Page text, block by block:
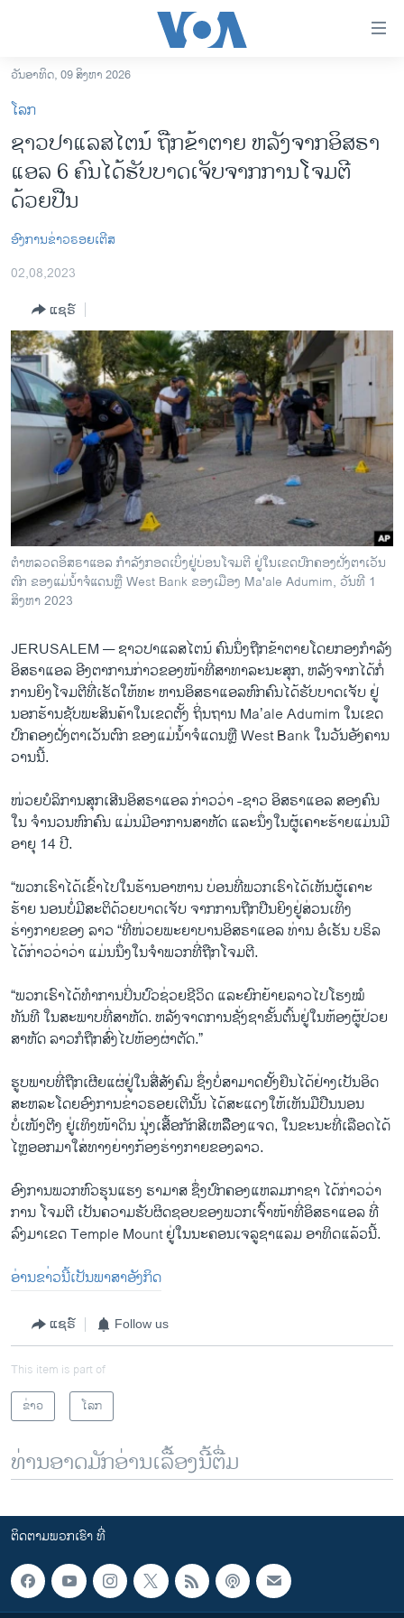
ເຂົ້າ
ຫາ
ຂ້າມ
ຂ້າມ
ໄປ
ຫາ
ຊອກ
ອາເມຣິກາ
ການເລືອກຕັ້ງ ປະທານາທີບໍດີ ສະຫະລັດ 2024
ອິດສະຫຼະພາບດ້ານການຂ່າວ
ຊີວິດຊາວລາວ
ຊຸມຊົນຊາວລາວ
ວິທະຍາສາດ-ເທັກໂນໂລຈີ
ພາສາອັງກິດ
ວີດີໂອ
ສຽງ
ລາຍການກະຈາຍສຽງ
ຕິດຕາມພວກເຮົາ ທີ່
ພາສາຕ່າງໆ
ວັນອາທິດ, 09 ສິງຫາ 2026
ໂລກ
ຊາວປາແລສໄຕນ໌ ຖືກຂ້າຕາຍ ຫລັງຈາກອິສຣາ
ແອລ 6 ຄົນໄດ້ຮັບບາດເຈັບຈາກການໂຈມຕີ
ດ້ວຍປືນ
ອົງການຂ່າວຣອຍເຕີສ
02,08,2023
ແຊຣ໌
ຕຳຫລວດອິສຣາແອລ ກຳລັງກອດເບິ່ງຢູ່ບ່ອນໂຈມຕີ ຢູ່ໃນເຂດປົກຄອງຝັ່ງ​ຕາ​ເວັນ
ຕົກ ຂອງ​ແມ່​ນໍ້າຈໍ​ແດນຫຼື West Bank ຂອງເມືອງ Ma'ale Adumim, ວັນທີ 1
ສິງຫາ 2023
JERUSALEM —ຊາວປາແລສໄຕນ໌ ຄົນນຶ່ງຖືກ​ຂ້າ​ຕາຍໂດຍກອງກຳລັງ
ອິສຣາແອລ ອີງ​ຕາ​ການ​ກ່າວ​ຂອງໜ້າທີ່ສາທາລະນະສຸກ, ຫລັງຈາກໄດ້ກໍ່​
ການຍິງໂຈມຕີທີ່ເຮັດໃຫ້ທະ ຫານອິສຣາແອລຫົກຄົນໄດ້ຮັບບາດເຈັບ ຢູ່
ນອກຮ້ານຊັບພະສິນຄ້າໃນເຂດຕັ້ງ ຖິ່ນຖານ Ma’ale Adumim ໃນເຂດ
ປົກຄອງຝັ່ງ​ຕາ​ເວັນຕົກ ຂອງ​ແມ່​ນໍ້າຈໍ​ແດນຫຼື West Bank ໃນວັນອັງຄານ
ວານນີ້.
ໜ່ວຍບໍລິການສຸກເສີນອິສຣາແອລ ກ່າວວ່າ -ຊາວ ອິ​ສ​ຣາ​ແອ​ລ ສອງຄົນ
ໃນ ຈຳນວນຫົກຄົນ ແມ່ນ​ມີອາການສາຫັດ ແລະນຶ່ງໃນຜູ້ເຄາະຮ້າຍແມ່ນ​ມີ
ອາຍຸ 14 ປີ.
“ພວກເຮົາໄດ້ເຂົ້າໄປໃນຮ້ານອາຫານ ບ່ອນທີ່ພວກເຮົາໄດ້ເຫັນຜູ້ເຄາະ
ຮ້າຍ ນອນບໍ່ມີສະຕິດ້ວຍບາດເຈັບ ຈາກການ​ຖືກປືນຍິງຢູ່ສ່ວນເທິງ
ຮ່າງກາຍຂອງ ລາວ “ທີ່ໜ່ວຍພະຍາບານອິສຣາແອລ ທ່ານ ອໍເຣັນ ບຣິ​ລ
ໄດ້ກ່າວວ່າວ່າ ແມ່ນນຶ່ງໃນຈຳພວກທີ່ຖືກໂຈມຕີ.
“ພວກເຮົາໄດ້ທຳການປິ່ນປົວຊ່ວຍຊີວິດ ແລະຍົກຍ້າຍລາວໄປໂຮງໝໍ
ທັນທີ ໃນສະພາບທີ່​ສາ​ຫັດ. ຫລັງຈາດການຊັ່ງຊາຂັ້ນຕົ້ນຢູ່ໃນຫ້ອງຜູ້​ປ່ວຍ​
ສາ​ຫັດ ລາວກໍ​ຖືກສົ່ງໄປຫ້ອງຜ່າຕັດ.”
ຮູບພາບທີ່ຖືກເຜີຍແຜ່ຢູ່ໃນສື່ສັງຄົມ ຊຶ່ງບໍ່ສາມາດຢັ້ງຢຶນໄດ້ຢ່າງເປັນອິດ
ສະຫລະໂດຍອົງການຂ່າວຣອຍເຕີນັ້ນ ໄດ້ສະແດງໃຫ້ເຫັນມືປືນ​ນອນ
ບໍ່ເໜັງຕີງ ຢູ່ເທິງໜ້າດິນ ນຸ່ງເສື້ອກັກສີເຫລືຶອງແຈ​ດ, ໃນຂະນະທີ່ເລືອດໄດ້
ໄຫຼອອກມາໃສ່​ທາງຍ່າງກ້ອງຮ່າງກາຍຂອງລາວ.
ອົງການພວກຫົວ​ຮຸນ​ແຮງ ຮາມາສ ຊຶ່ງປົກຄອງແຫລມກາຊາ ໄດ້ກ່າວວ່າ
ການ ໂຈມຕີ ເປັນຄວາມຮັບຜິດຊອບຂອງພວກເຈົ້າໜ້າທີ່ອິສຣາແອລ ທີ່
ລົງມາເຂດ Temple Mount ຢູ່ໃນນະຄອນເຈລູຊາແລມ ອາທິດແລ້ວນີ້.
ອ່ານຂາ່ວນີ້ເປັນພາສາອັງກິດ
ແຊຣ໌ Follow us
This item is part of
ຂ່າວ
ໂລກ
ທ່ານອາດມັກອ່ານເລື້ອງນີ້ຕື່ມ
ຕິດຕາມພວກເຮົາ ທີ່